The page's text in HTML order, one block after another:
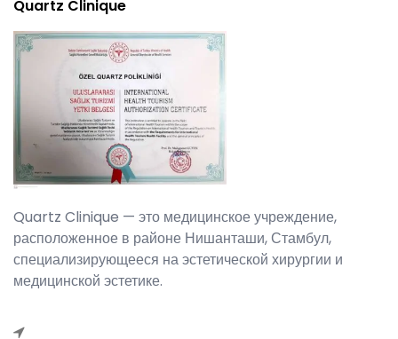
Quartz Clinique
Quartz Clinique — это медицинское учреждение,
расположенное в районе Нишанташи, Стамбул,
специализирующееся на эстетической хирургии и
медицинской эстетике.